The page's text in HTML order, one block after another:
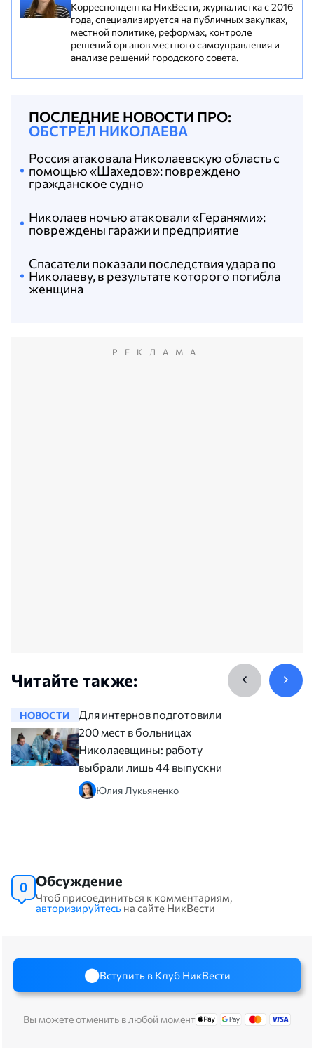
Корреспондентка НикВести, журналистка с 2016
года, специализируется на публичных закупках,
местной политике, реформах, контроле
решений органов местного самоуправления и
анализе решений городского совета.
ПОСЛЕДНИЕ НОВОСТИ ПРО:
ОБСТРЕЛ НИКОЛАЕВА
Спасатели показали последствия удара по
Николаеву, в результате которого погибла
женщина
Николаев ночью атаковали «Геранями»:
повреждены гаражи и предприятие
Россия атаковала Николаевскую область с
помощью «Шахедов»: повреждено
гражданское судно
РЕКЛАМА
Читайте также:
НОВОСТИ
Для интернов подготовили
200 мест в больницах
Николаевщины: работу
выбрали лишь 44 выпускника
Юлия Лукьяненко
0 Обсуждение
Чтоб присоединиться к комментариям,
авторизируйтесь на сайте НикВести
Вступить в Клуб НикВести
Вы можете отменить в любой момент